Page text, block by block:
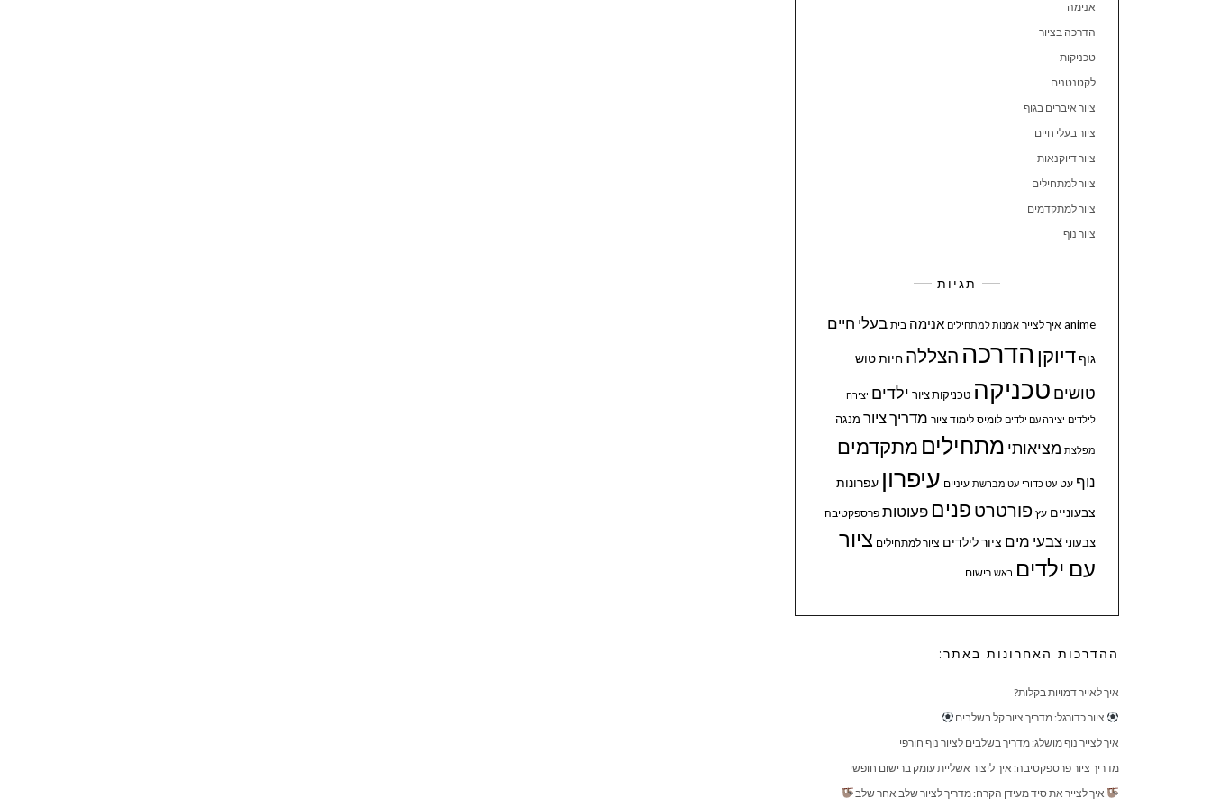
אנימה
הדרכה בציור
טכניקות
לקטנטנים
ציור איברים בגוף
ציור בעלי חיים
ציור דיוקנאות
ציור למתחילים
ציור למתקדמים
ציור נוף
תגיות
anime איך לצייר אמנות למתחילים אנימה בית בעלי חיים
גוףדיוקן הדרכה הצללה חיותטוש
טושים טכניקה טכניקות ציור ילדים יצירה
לילדים יצירה עם ילדים לומיס לימוד ציור מדריך ציור מנגה
מפלצת מציאותי מתחילים מתקדמים
נוף עט עט כדורי עט מברשת עיניים עיפרון עפרונות
צבעוניים עץ פורטרט פנים פעוטות פרספקטיבה
צבעוני צבעי מים ציור לילדים ציור למתחילים ציור
עם ילדים ראש רישום
ההדרכות האחרונות באתר:
איך לאייר דמויות בקלות?
ציור כדורגל: מדריך ציור קל בשלבים
איך לצייר נוף מושלג: מדריך בשלבים לציור נוף חורפי
מדריך ציור פרספקטיבה: איך ליצור אשליית עומק ברישום חופשי
איך לצייר את סיד מעידן הקרח: מדריך לציור שלב אחר שלב